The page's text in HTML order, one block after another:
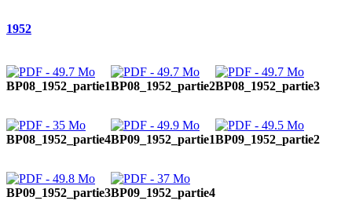
1952
BP08_1952_partie1BP08_1952_partie2BP08_1952_partie3
BP08_1952_partie4BP09_1952_partie1BP09_1952_partie2
BP09_1952_partie3BP09_1952_partie4